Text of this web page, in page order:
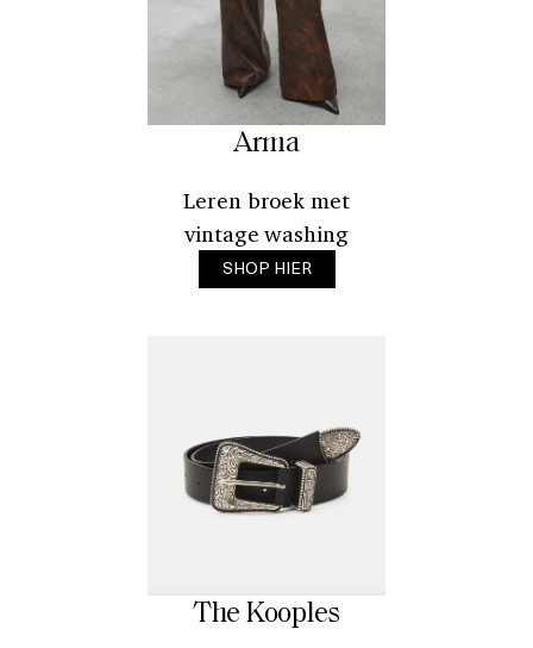
Arma
Leren broek met
vintage washing
SHOP HIER
The Kooples